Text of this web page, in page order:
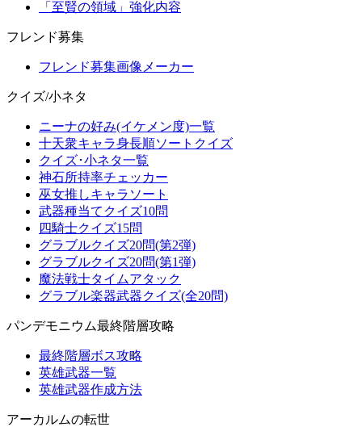
「至賢の領域」強化内容
フレンド募集
フレンド募集画像メーカー
クイズ/小ネタ
ニーナの好み(イケメン度)一覧
十天衆キャラ身長順ソートクイズ
クイズ･小ネタ一覧
神石所持率チェッカー
巫女推しキャラソート
武器種当てクイズ10問
四騎士クイズ15問
グラブルクイズ20問(第2弾)
グラブルクイズ20問(第1弾)
魔法戦士タイムアタック
グラブル楽器武器クイズ(全20問)
パンデモニウム最終階層攻略
最終階層ボス攻略
英雄武器一覧
英雄武器作成方法
アーカルムの転世